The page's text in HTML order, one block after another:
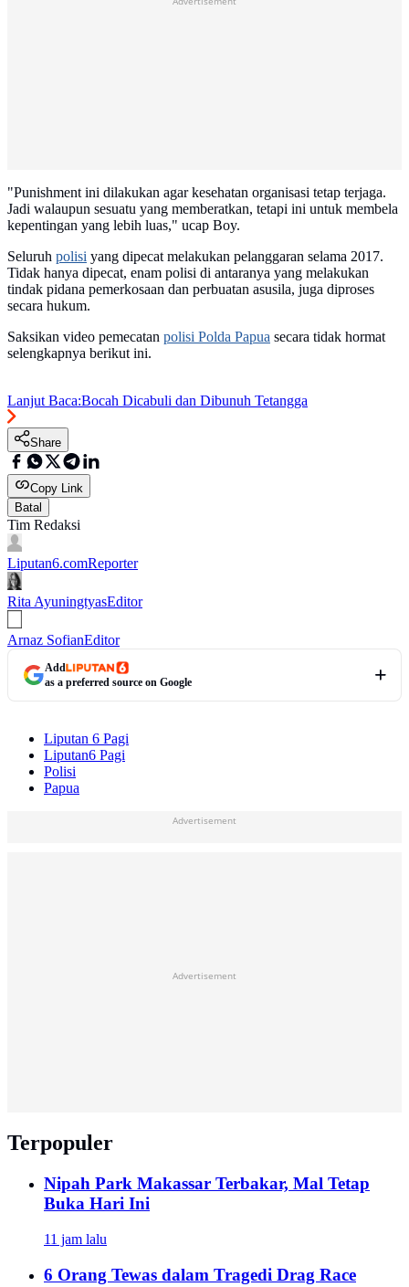
"Punishment ini dilakukan agar kesehatan organisasi tetap terjaga.
Jadi walaupun sesuatu yang memberatkan, tetapi ini untuk membela
kepentingan yang lebih luas," ucap Boy.
Seluruh polisi yang dipecat melakukan pelanggaran selama 2017.
Tidak hanya dipecat, enam polisi di antaranya yang melakukan
tindak pidana pemerkosaan dan perbuatan asusila, juga diproses
secara hukum.
Saksikan video pemecatan polisi Polda Papua secara tidak hormat
selengkapnya berikut ini.
Lanjut Baca:Bocah Dicabuli dan Dibunuh Tetangga
Share
Copy Link
Batal
Tim Redaksi
Liputan6.comReporter
Rita AyuningtyasEditor
Arnaz SofianEditor
Add
as a preferred source on Google
Liputan 6 Pagi
Liputan6 Pagi
Polisi
Papua
Advertisement
Advertisement
Terpopuler
Nipah Park Makassar Terbakar, Mal Tetap
Buka Hari Ini
11 jam lalu
6 Orang Tewas dalam Tragedi Drag Race